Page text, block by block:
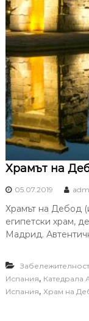
Храмът на
05.07.2019
Храмът на Дебод
египетски храм,
Мадрид.
Испания, Катедрала
Испания, Храм на